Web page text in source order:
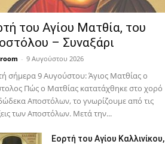
του Αγίου Ματθία, του
– Συναξάρι
- 9 Αυγούστου 2026
σήμερα 9 Αυγούστου: Άγιος Ματθίας ο
Πώς ο Ματθίας κατατάχθηκε στο χορό
Αποστόλων, το γνωρίζουμε από τις
των Αποστόλων. Μετά την...
Εορτή του Αγίου Καλλινίκου,